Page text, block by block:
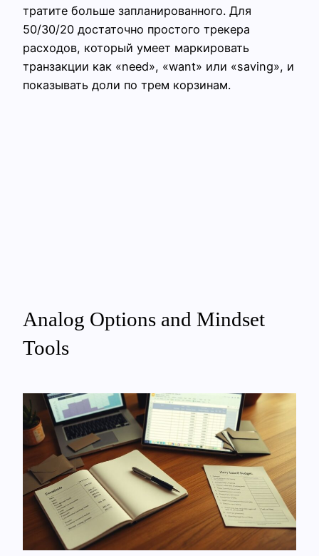
тратите больше запланированного. Для
50/30/20 достаточно простого трекера
расходов, который умеет маркировать
транзакции как «need», «want» или «saving», и
показывать доли по трем корзинам.
Analog Options and Mindset
Tools